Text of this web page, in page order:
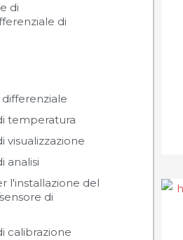
di
di
temperatura
visualizzazione
analisi
l'installazione del
di
calibrazione